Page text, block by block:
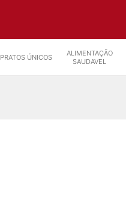
PRATOS ÚNICOS
ALIMENTAÇÃO
SAUDAVEL